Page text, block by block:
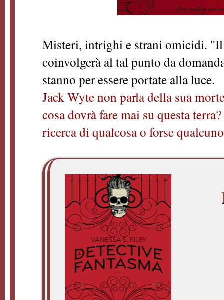
Misteri, intrighi e strani omicidi. "Il
coinvolgerà al tal punto da
stanno per essere portate alla luce.
Jack Wyte non parla della sua
cosa dovrà fare mai su questa
ricerca di qualcosa o forse